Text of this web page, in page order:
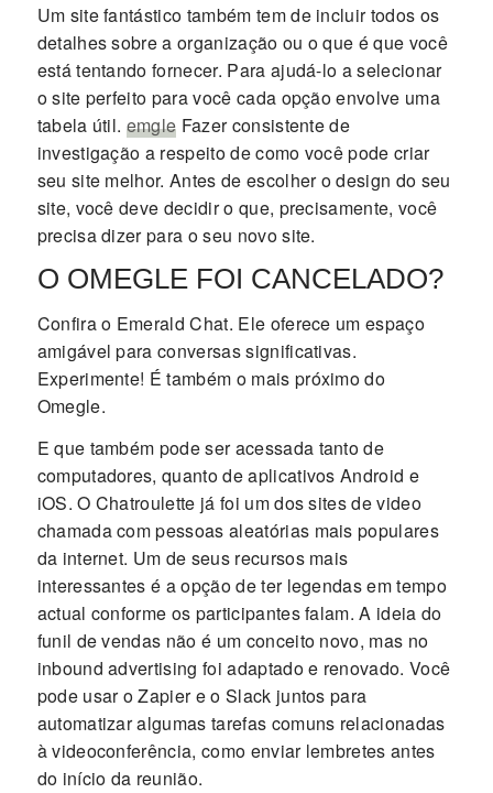
Um site fantástico também tem de incluir todos os
detalhes sobre a organização ou o que é que você
está tentando fornecer. Para ajudá-lo a selecionar
o site perfeito para você cada opção envolve uma
tabela útil. emgle Fazer consistente de
investigação a respeito de como você pode criar
seu site melhor. Antes de escolher o design do seu
site, você deve decidir o que, precisamente, você
precisa dizer para o seu novo site.
O OMEGLE FOI CANCELADO?
Confira o Emerald Chat. Ele oferece um espaço
amigável para conversas significativas.
Experimente! É também o mais próximo do
Omegle.
E que também pode ser acessada tanto de
computadores, quanto de aplicativos Android e
iOS. O Chatroulette já foi um dos sites de video
chamada com pessoas aleatórias mais populares
da internet. Um de seus recursos mais
interessantes é a opção de ter legendas em tempo
actual conforme os participantes falam. A ideia do
funil de vendas não é um conceito novo, mas no
inbound advertising foi adaptado e renovado. Você
pode usar o Zapier e o Slack juntos para
automatizar algumas tarefas comuns relacionadas
à videoconferência, como enviar lembretes antes
do início da reunião.